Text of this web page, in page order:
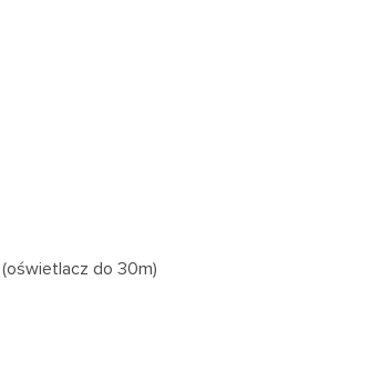
(oświetlacz do 30m)